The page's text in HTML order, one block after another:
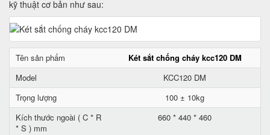
kỹ thuật cơ bản như sau:
Tên sản phẩm
Két sắt chống cháy kcc120 DM
Model
KCC120 DM
Trọng lượng
100 ± 10kg
Kích thước ngoài ( C * R
* S ) mm
660 * 440 * 460